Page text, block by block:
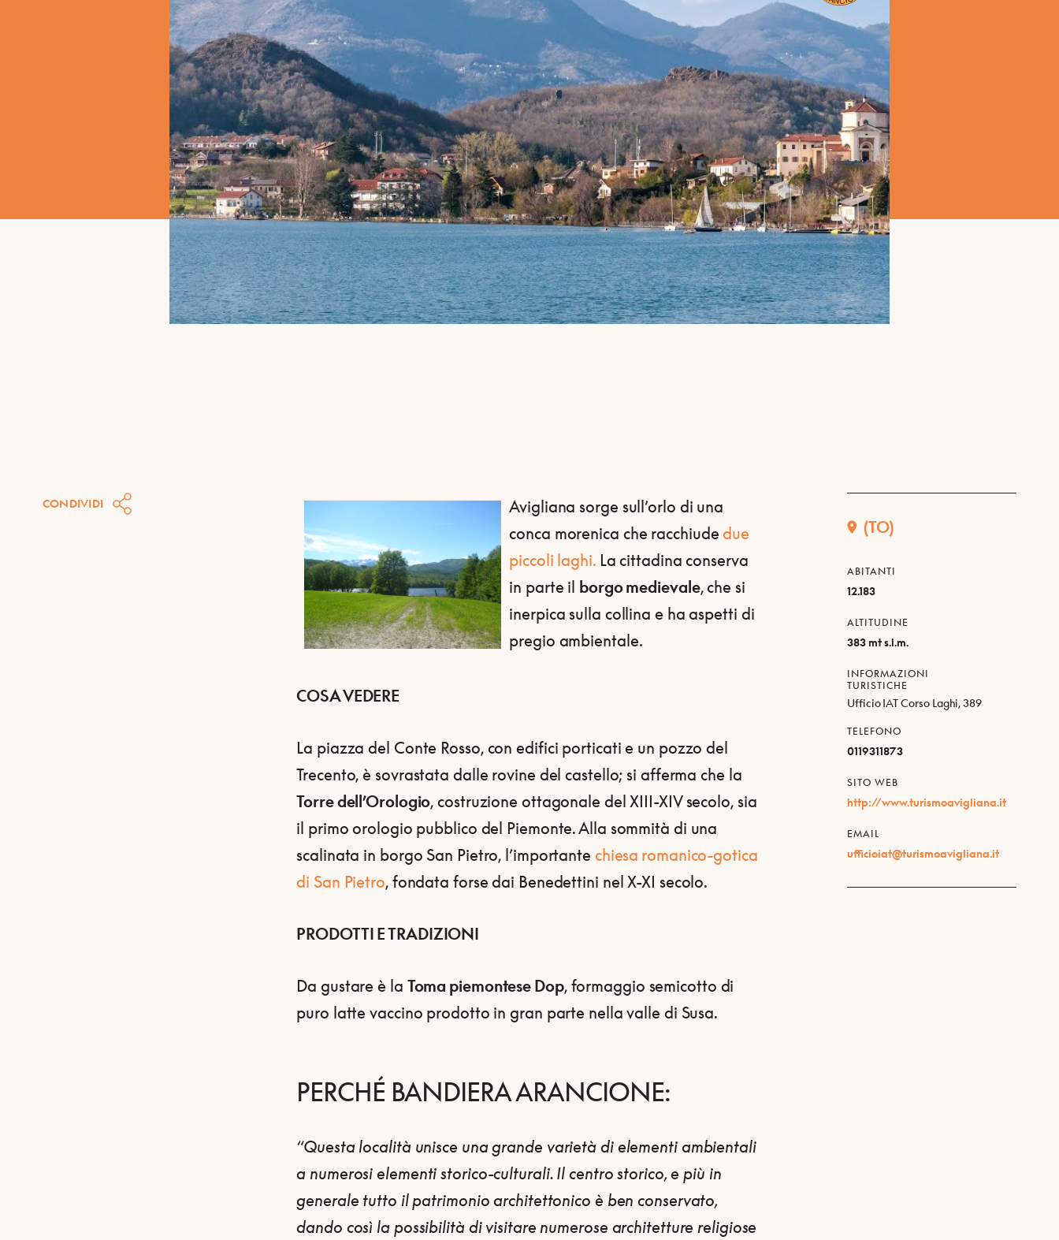
Avigliana sorge sull’orlo di una
conca morenica che racchiudedue
piccoli laghi.La cittadina conserva
in parte il borgo medievale, che si
inerpica sulla collina e ha aspetti di
pregio ambientale.
COSA VEDERE
La piazza del Conte Rosso, con edifici porticati e un pozzo del
Trecento, è sovrastata dalle rovine del castello; si afferma che la
Torre dell’Orologio, costruzione ottagonale del XIII-XIV secolo, sia
il primo orologio pubblico del Piemonte. Alla sommità di una
scalinata in borgo San Pietro, l’importante chiesa romanico-gotica
di San Pietro, fondata forse dai Benedettini nel X-XI secolo.
PRODOTTI E TRADIZIONI
Da gustare è la Toma piemontese Dop, formaggio semicotto di
puro latte vaccino prodotto in gran parte nella valle di Susa.
PERCHÉ BANDIERA ARANCIONE:
“Questa località unisce una grande varietà di elementi ambientali
a numerosi elementi storico-culturali. Il centro storico, e più in
generale tutto il patrimonio architettonico è ben conservato,
dando così la possibilità di visitare numerose architetture religiose
CONDIVIDI
(TO)
ABITANTI
12.183
ALTITUDINE
383 mt s.l.m.
INFORMAZIONI
TURISTICHE
Ufficio IAT Corso Laghi, 389
TELEFONO
0119311873
SITO WEB
http://www.turismoavigliana.it
EMAIL
ufficioiat@turismoavigliana.it